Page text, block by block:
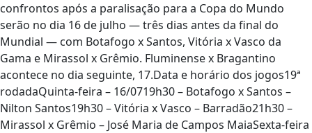
confrontos após a paralisação para a Copa do Mundo
serão no dia 16 de julho — três dias antes da final do
Mundial — com Botafogo x Santos, Vitória x Vasco da
Gama e Mirassol x Grêmio. Fluminense x Bragantino
acontece no dia seguinte, 17.Data e horário dos jogos19ª
rodadaQuinta-feira – 16/0719h30 – Botafogo x Santos –
Nilton Santos19h30 – Vitória x Vasco – Barradão21h30 –
Mirassol x Grêmio – José Maria de Campos MaiaSexta-feira